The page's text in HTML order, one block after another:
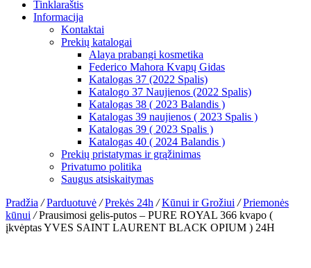
Tinklaraštis
Informacija
Kontaktai
Prekių katalogai
Alaya prabangi kosmetika
Federico Mahora Kvapų Gidas
Katalogas 37 (2022 Spalis)
Katalogo 37 Naujienos (2022 Spalis)
Katalogas 38 ( 2023 Balandis )
Katalogas 39 naujienos ( 2023 Spalis )
Katalogas 39 ( 2023 Spalis )
Katalogas 40 ( 2024 Balandis )
Prekių pristatymas ir grąžinimas
Privatumo politika
Saugus atsiskaitymas
Pradžia / Parduotuvė / Prekės 24h / Kūnui ir Grožiui / Priemonės
kūnui /Prausimosi gelis-putos – PURE ROYAL 366 kvapo (
įkvėptas YVES SAINT LAURENT BLACK OPIUM ) 24H